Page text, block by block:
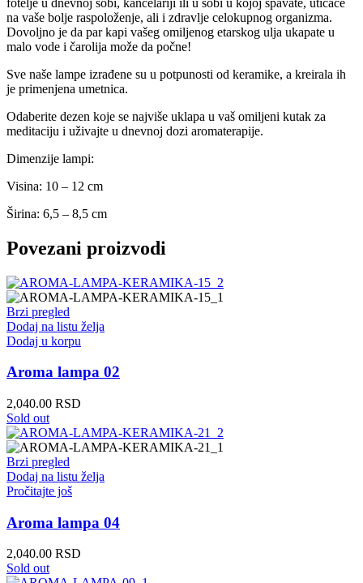
na vaše bolje raspoloženje, ali i zdravlje celokupnog organizma.
Dovoljno je da par kapi vašeg omiljenog etarskog ulja ukapate u
malo vode i čarolija može da počne!
Sve naše lampe izrađene su u potpunosti od keramike, a kreirala ih
je primenjena umetnica.
Odaberite dezen koje se najviše uklapa u vaš omiljeni kutak za
meditaciju i uživajte u dnevnoj dozi aromaterapije.
Dimenzije lampi:
Visina: 10 – 12 cm
Širina: 6,5 – 8,5 cm
Povezani proizvodi
Brzi pregled
Dodaj na listu želja
Dodaj u korpu
Aroma lampa 02
2,040.00 RSD
Sold out
Brzi pregled
Dodaj na listu želja
Pročitajte još
Aroma lampa 04
2,040.00 RSD
Sold out